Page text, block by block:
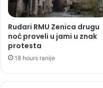
Rudari RMU Zenica drugu
noć proveli u jami u znak
protesta
18 hours ranije